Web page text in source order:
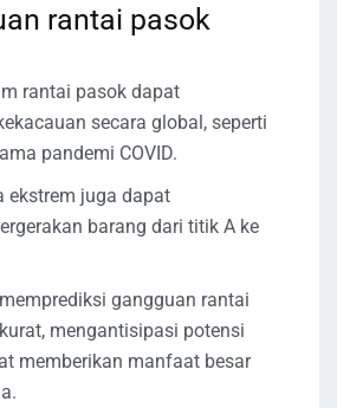
rantai pasok
rantai pasok dapat
secara global, seperti
pandemi COVID.
ekstrem juga dapat
barang dari titik A ke
gangguan rantai
mengantisipasi potensi
memberikan manfaat besar